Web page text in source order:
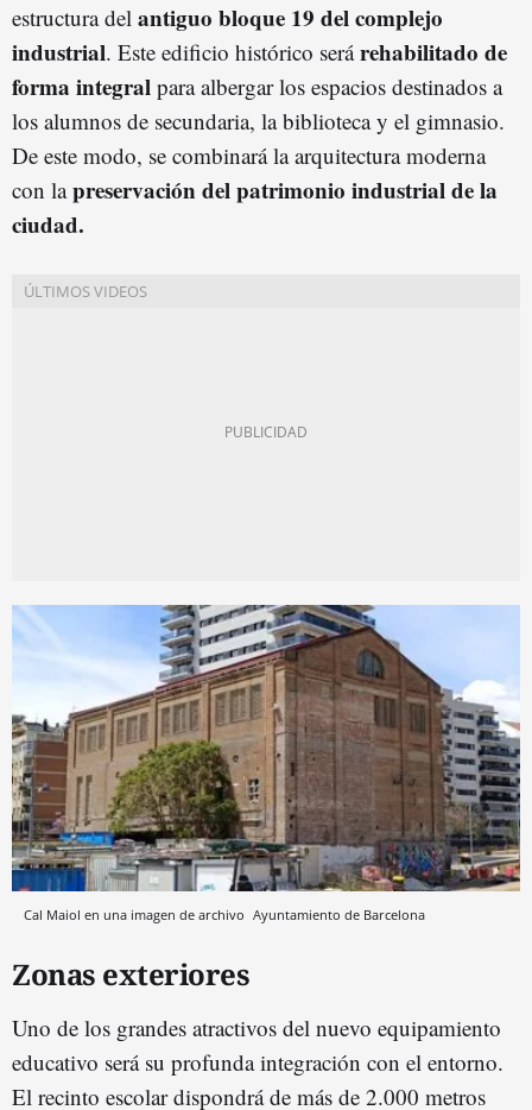
estructura del antiguo bloque 19 del complejo
industrial. Este edificio histórico serárehabilitado de
forma integral para albergar los espacios destinados a
los alumnos de secundaria, la biblioteca y el gimnasio.
De este modo, se combinará la arquitectura moderna
con lapreservación del patrimonio industrial de la
ciudad.
Cal Maiol en una imagen de archivo Ayuntamiento de Barcelona
Zonas exteriores
Uno de los grandes atractivos del nuevo equipamiento
educativo será su profunda integración con el entorno.
El recinto escolar dispondrá de más de 2.000 metros